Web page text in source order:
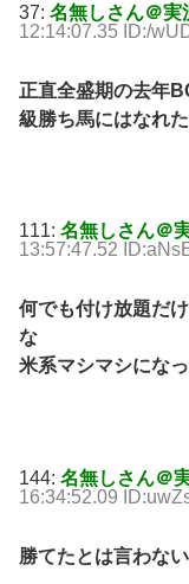
37: 名無しさん＠実
12:14:07.35 ID:/
正直全盛期の去年
級勝ち馬にはなれ
111: 名無しさん＠
13:57:47.52
何でも付け放題だ
な
米系マシマシにな
144: 名無しさん＠
16:34:52.09
勝てたとは言わな